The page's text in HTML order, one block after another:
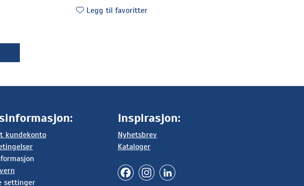
Legg til favoritter
kundekonto
settinger
Inspirasjon:
Nyhetsbrev
Kataloger